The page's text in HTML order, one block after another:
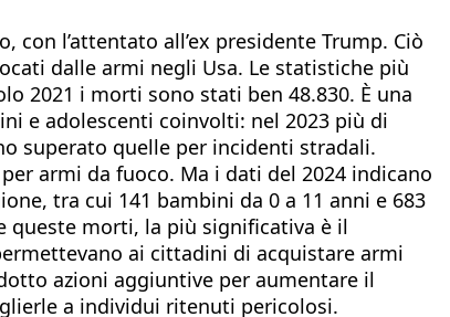
l’attentato all’ex presidente Trump. Ciò
dalle armi negli Usa. Le statistiche più
2021 i morti sono stati ben 48.830. È una
e adolescenti coinvolti: nel 2023 più di
superato quelle per incidenti stradali.
armi da fuoco. Ma i dati del 2024 indicano
tra cui 141 bambini da 0 a 11 anni e 683
queste morti, la più significativa è il
ai cittadini di acquistare armi
azioni aggiuntive per aumentare il
a individui ritenuti pericolosi.